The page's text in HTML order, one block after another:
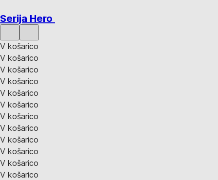
Serija Hero
V košarico
V košarico
V košarico
V košarico
V košarico
V košarico
V košarico
V košarico
V košarico
V košarico
V košarico
V košarico